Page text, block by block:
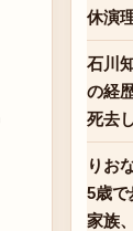
休演
石川
の経
死去
りお
5歳で
家族